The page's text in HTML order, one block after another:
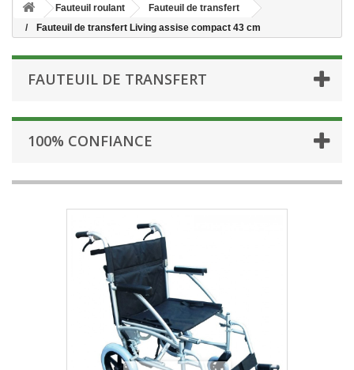
Fauteuil roulant
Fauteuil de transfert
Fauteuil de transfert Living assise compact 43 cm
FAUTEUIL DE TRANSFERT
100% CONFIANCE